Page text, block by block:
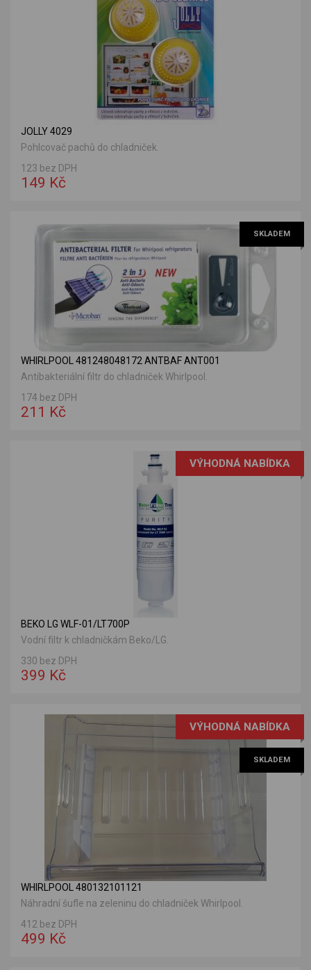
JOLLY 4029
Pohlcovač pachů do chladniček.
123 bez DPH
149 Kč
SKLADEM
WHIRLPOOL 481248048172 ANTBAF ANT001
Antibakteriální filtr do chladniček Whirlpool.
174 bez DPH
211 Kč
VÝHODNÁ NABÍDKA
BEKO LG WLF-01/LT700P
Vodní filtr k chladničkám Beko/LG.
330 bez DPH
399 Kč
VÝHODNÁ NABÍDKA
SKLADEM
WHIRLPOOL 480132101121
Náhradní šufle na zeleninu do chladniček Whirlpool.
412 bez DPH
499 Kč